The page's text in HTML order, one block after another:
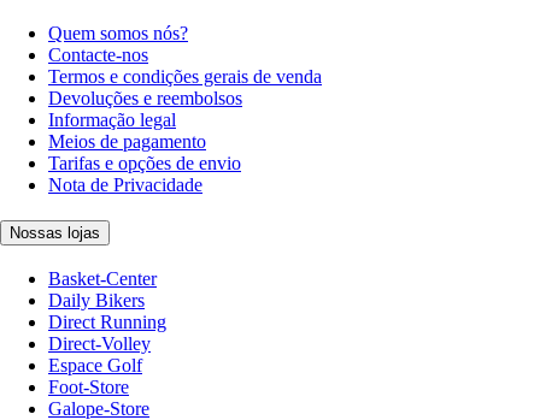
Quem somos nós?
Contacte-nos
Termos e condições gerais de venda
Devoluções e reembolsos
Informação legal
Meios de pagamento
Tarifas e opções de envio
Nota de Privacidade
Nossas lojas
Basket-Center
Daily Bikers
Direct Running
Direct-Volley
Espace Golf
Foot-Store
Galope-Store